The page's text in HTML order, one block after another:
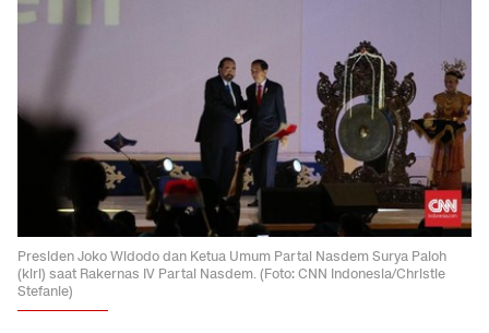
Presiden Joko Widodo dan Ketua Umum Partai Nasdem Surya Paloh
(kiri) saat Rakernas IV Partai Nasdem. (Foto: CNN Indonesia/Christie
Stefanie)